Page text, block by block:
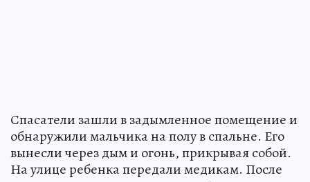
Спасатели зашли в задымленное помещение и
обнаружили мальчика на полу в спальне. Его
вынесли через дым и огонь, прикрывая собой.
На улице ребенка передали медикам. После